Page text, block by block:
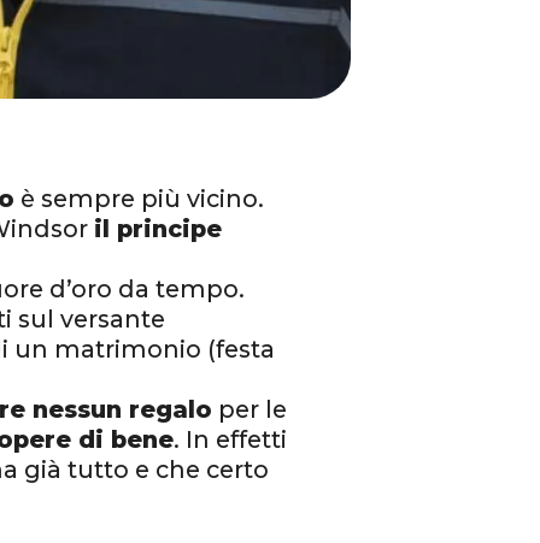
è sempre più vicino.
il principe
d’oro da tempo.
sul versante
un matrimonio (festa
nessun regalo per le
di bene. In effetti
già tutto e che certo